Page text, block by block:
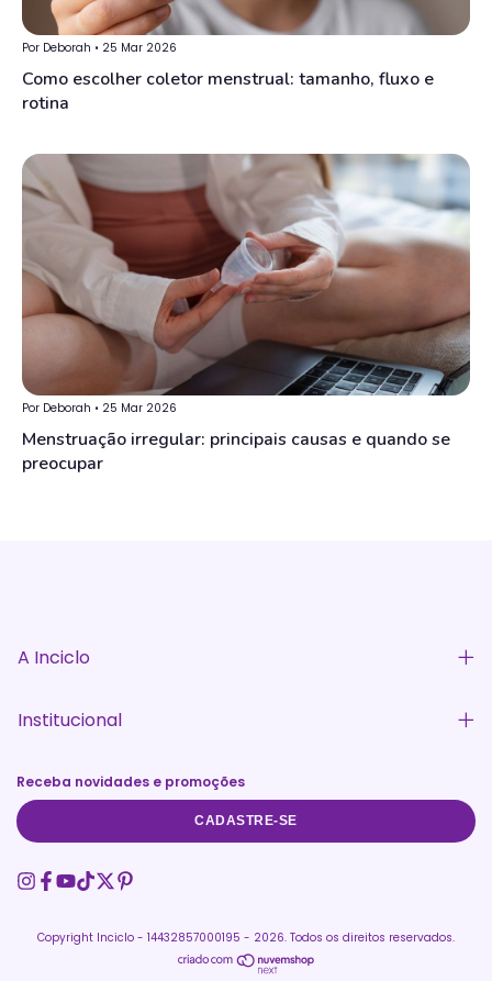
Por Deborah • 25 Mar 2026
Como escolher coletor menstrual: tamanho, fluxo e
rotina
Por Deborah • 25 Mar 2026
Menstruação irregular: principais causas e quando se
preocupar
A Inciclo
Institucional
Receba novidades e promoções
CADASTRE-SE
Copyright Inciclo - 14432857000195 - 2026. Todos os direitos reservados.